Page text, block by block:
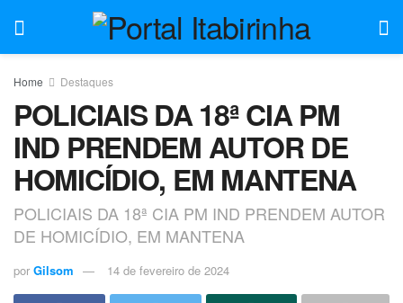
Home Destaques
POLICIAIS DA 18ª CIA PM
IND PRENDEM AUTOR DE
HOMICÍDIO, EM MANTENA
POLICIAIS DA 18ª CIA PM IND PRENDEM AUTOR
DE HOMICÍDIO, EM MANTENA
por Gilsom 14 de fevereiro de 2024